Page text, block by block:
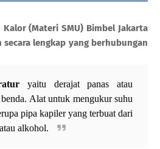
(Materi SMU) Bimbel Jakarta
lengkap yang berhubungan
yaitu derajat panas atau
Alat untuk mengukur suhu
pipa kapiler yang terbuat dari
alkohol.